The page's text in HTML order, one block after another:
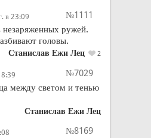
в 23:09
№1111
ружей.
головы.
Станислав Ежи Лец 2
№7029
между светом и тенью
Станислав Ежи Лец
№8169